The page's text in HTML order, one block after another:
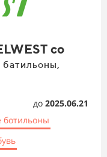
со
батильоны,
до 2025.06.21
ботильоны